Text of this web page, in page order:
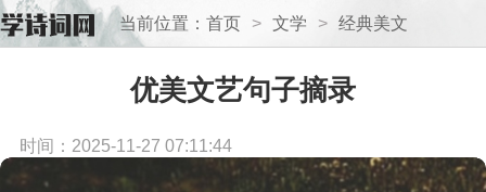
当前位置： 首页 > 文学 > 经典美文
优美文艺句子摘录
时间：2025-11-27 07:11:44